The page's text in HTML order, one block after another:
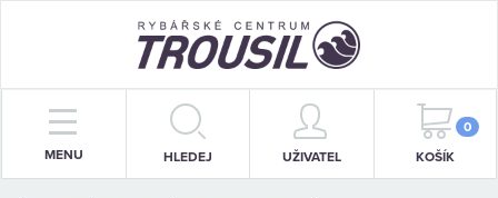
MENU HLEDEJ UŽIVATEL
0
KOŠÍK
PRUTY
NAVIJÁKY